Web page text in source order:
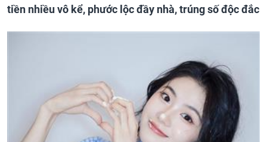
tiền nhiều vô kể, phước lộc đầy nhà, trúng số độc đắc